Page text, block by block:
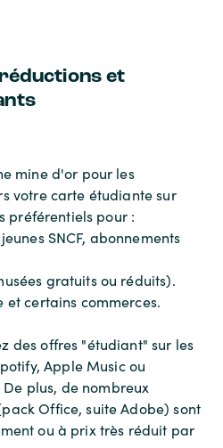
et
mine d'or pour les
votre carte étudiante sur
préférentiels pour :
SNCF, abonnements
gratuits ou réduits).
certains commerces.
des offres "étudiant" sur les
Apple Music ou
plus, de nombreux
Office, suite Adobe) sont
ou à prix très réduit par